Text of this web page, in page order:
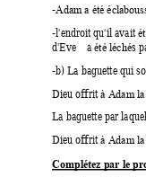
-Adam a été
-l'endroit qu'il avait
d'Eve    a été léchés
-b) La baguette qui
Dieu offrit à Adam la
La baguette par
Dieu offrit à Adam la
Complétez par le